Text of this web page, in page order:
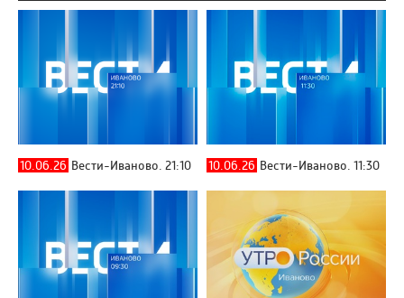
10.06.26 Вести-Иваново. 21:10 10.06.26 Вести-Иваново. 11:30